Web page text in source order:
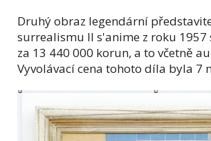
Druhý obraz legendární
surrealismu Il s'anime z roku 1957
za 13 440 000 korun, a to včetně
Vyvolávací cena tohoto díla byla 7